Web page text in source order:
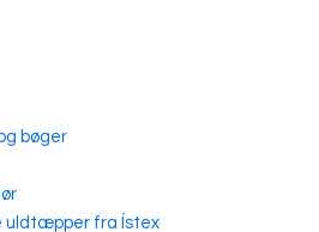
bøger
uldtæpper fra Ístex